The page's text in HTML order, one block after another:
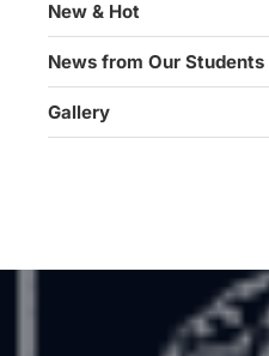
New & Hot
News from Our Students
Gallery